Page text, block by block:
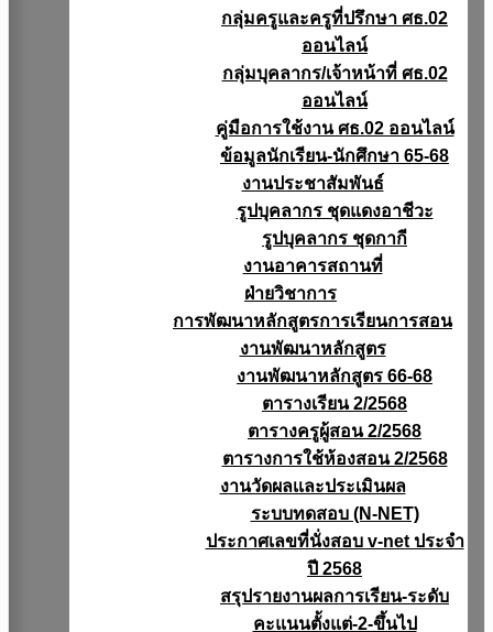
กลุ่มครูและครูที่ปรึกษา ศธ.02
ออนไลน์
กลุ่มบุคลากร/เจ้าหน้าที่ ศธ.02
ออนไลน์
คู่มือการใช้งาน ศธ.02 ออนไลน์
ข้อมูลนักเรียน-นักศึกษา 65-68
งานประชาสัมพันธ์
รูปบุคลากร ชุดแดงอาชีวะ
รูปบุคลากร ชุดกากี
งานอาคารสถานที่
ฝ่ายวิชาการ
การพัฒนาหลักสูตรการเรียนการสอน
งานพัฒนาหลักสูตร
งานพัฒนาหลักสูตร 66-68
ตารางเรียน 2/2568
ตารางครูผู้สอน 2/2568
ตารางการใช้ห้องสอน 2/2568
งานวัดผลเเละประเมินผล
ระบบทดสอบ (N-NET)
ประกาศเลขที่นั่งสอบ v-net ประจำ
ปี 2568
สรุปรายงานผลการเรียน-ระดับ
คะแนนตั้งแต่-2-ขึ้นไป